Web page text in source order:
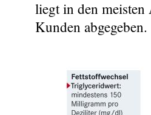
liegt in den
Kunden abgegeben.